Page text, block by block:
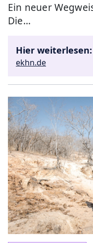
Ein neuer
Die…
Hier weiterlesen:
ekhn.de